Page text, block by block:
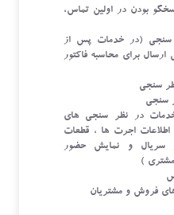
بودن در اولین تماس،
(در خدمات پس از
برای محاسبه فاکتور
سنجی
سنجی
در نظر سنجی های
اجرت ها ، قطعات
سریال و نمایش حضور
)
فروش و مشتریان